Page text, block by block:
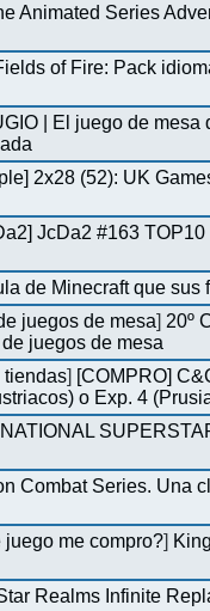
Animated Series
of Fire: Pack
| El juego de mesa
2x28 (52): UK
JcDa2 #163
de Minecraft que sus
juegos de mesa] 20º
juegos de mesa
tiendas] [COMPRO]
o Exp. 4
Combat Series. Una
me compro?]
Realms Infinite